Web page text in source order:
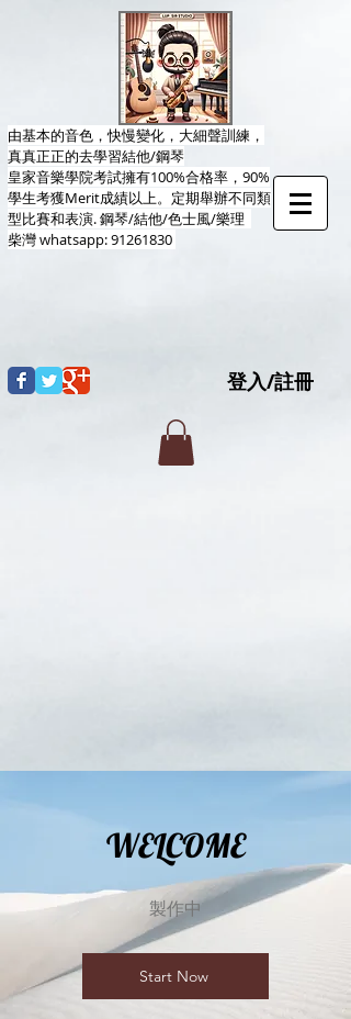
由基本的音色，快慢變化，大細聲訓練，
真真正正的去學習結他/鋼琴
皇家音樂學院考試擁有100%合格率，90%
學生考獲Merit成績以上。定期舉辦不同類
型比賽和表演.​ 鋼琴/結他/色士風/樂理
柴灣whatsapp:91261830
登入/註冊
WELCOME
​製作中
Start Now